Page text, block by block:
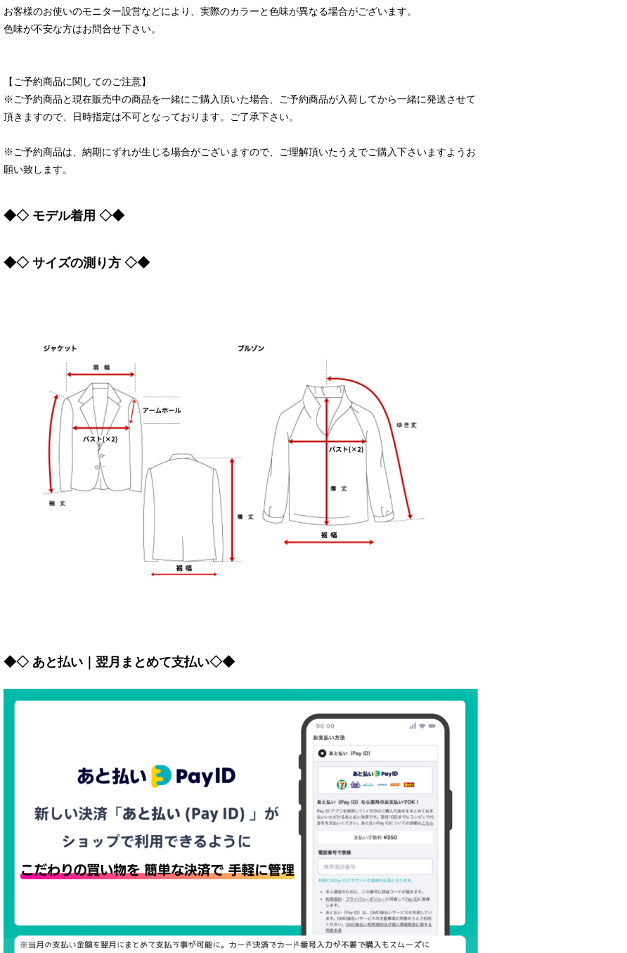
お客様のお使いのモニター設営などにより、実際のカラーと色味が異なる場合がございます。
色味が不安な方はお問合せ下さい。
【ご予約商品に関してのご注意】
※ご予約商品と現在販売中の商品を一緒にご購入頂いた場合、ご予約商品が入荷してから一緒に発送させて
頂きますので、日時指定は不可となっております。ご了承下さい。
※ご予約商品は、納期にずれが生じる場合がございますので、ご理解頂いたうえでご購入下さいますようお
願い致します。
◆◇ モデル着用 ◇◆
◆◇ サイズの測り方 ◇◆
◆◇ あと払い｜翌月まとめて支払い◇◆